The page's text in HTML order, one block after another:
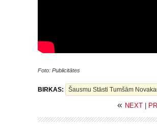
Foto: Publicitātes
BIRKAS: Šausmu Stāsti Tumšām
« NEXT